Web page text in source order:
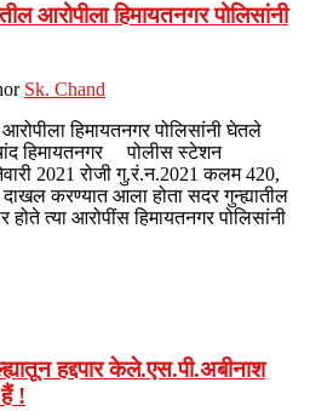
आरोपीला हिमायतनगर पोलिसांनी
Sk. Chand
हिमायतनगर पोलिसांनी घेतले
हिमायतनगर पोलीस स्टेशन
2021 रोजी गु.रं.न.2021 कलम 420,
करण्यात आला होता सदर गुन्ह्यातील
होते त्या आरोपींस हिमायतनगर पोलिसांनी
हद्दपार केले.एस.पी.अबीनाश
!